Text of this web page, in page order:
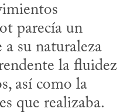
parecía un
a su naturaleza
la fluidez
así como la
que realizaba.